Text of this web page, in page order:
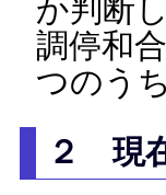
か判断
調停和
つのう
２ 現